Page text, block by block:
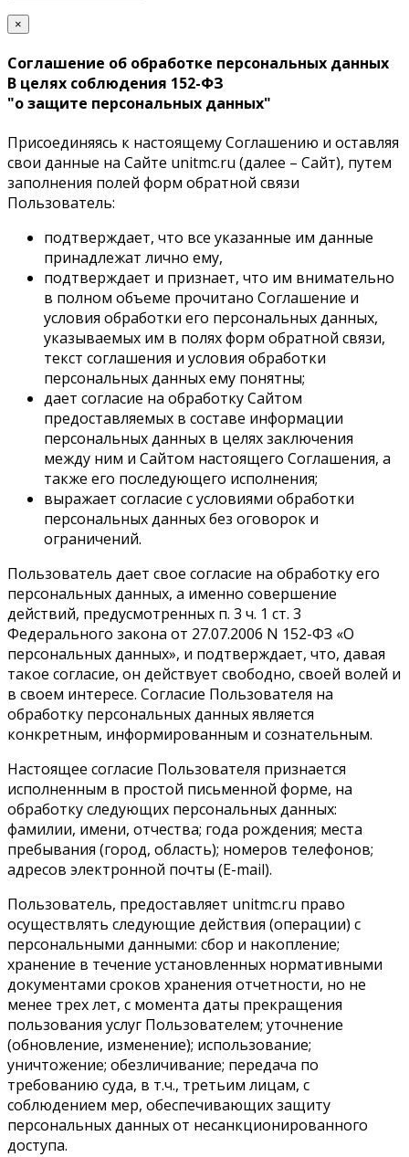
×
Соглашение об обработке персональных данных
В целях соблюдения 152-ФЗ
"о защите персональных данных"
Присоединяясь к настоящему Соглашению и оставляя
свои данные на Сайте unitmc.ru (далее – Сайт), путем
заполнения полей форм обратной связи
Пользователь:
подтверждает, что все указанные им данные
принадлежат лично ему,
подтверждает и признает, что им внимательно
в полном объеме прочитано Соглашение и
условия обработки его персональных данных,
указываемых им в полях форм обратной связи,
текст соглашения и условия обработки
персональных данных ему понятны;
дает согласие на обработку Сайтом
предоставляемых в составе информации
персональных данных в целях заключения
между ним и Сайтом настоящего Соглашения, а
также его последующего исполнения;
выражает согласие с условиями обработки
персональных данных без оговорок и
ограничений.
Пользователь дает свое согласие на обработку его
персональных данных, а именно совершение
действий, предусмотренных п. 3 ч. 1 ст. 3
Федерального закона от 27.07.2006 N 152-ФЗ «О
персональных данных», и подтверждает, что, давая
такое согласие, он действует свободно, своей волей и
в своем интересе. Согласие Пользователя на
обработку персональных данных является
конкретным, информированным и сознательным.
Настоящее согласие Пользователя признается
исполненным в простой письменной форме, на
обработку следующих персональных данных:
фамилии, имени, отчества; года рождения; места
пребывания (город, область); номеров телефонов;
адресов электронной почты (E-mail).
Пользователь, предоставляет unitmc.ru право
осуществлять следующие действия (операции) с
персональными данными: сбор и накопление;
хранение в течение установленных нормативными
документами сроков хранения отчетности, но не
менее трех лет, с момента даты прекращения
пользования услуг Пользователем; уточнение
(обновление, изменение); использование;
уничтожение; обезличивание; передача по
требованию суда, в т.ч., третьим лицам, с
соблюдением мер, обеспечивающих защиту
персональных данных от несанкционированного
доступа.